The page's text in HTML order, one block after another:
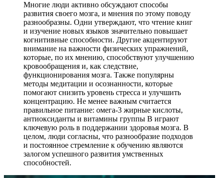
Многие люди активно обсуждают способы
развития своего мозга, и мнения по этому поводу
разнообразны. Одни утверждают, что чтение книг
и изучение новых языков значительно повышает
когнитивные способности. Другие акцентируют
внимание на важности физических упражнений,
которые, по их мнению, способствуют улучшению
кровообращения и, как следствие,
функционирования мозга. Также популярны
методы медитации и осознанности, которые
помогают снизить уровень стресса и улучшить
концентрацию. Не менее важным считается
правильное питание: омега-3 жирные кислоты,
антиоксиданты и витамины группы B играют
ключевую роль в поддержании здоровья мозга. В
целом, люди согласны, что разнообразие подходов
и постоянное стремление к обучению являются
залогом успешного развития умственных
способностей.